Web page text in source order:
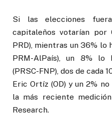
Si las elecciones
capitaleños votarían por
PRD), mientras un 36%
PRM-AlPaís), un 8% lo
(PRSC-FNP), dos de cada
Eric Ortíz (OD) y un 2%
la más reciente
Research.